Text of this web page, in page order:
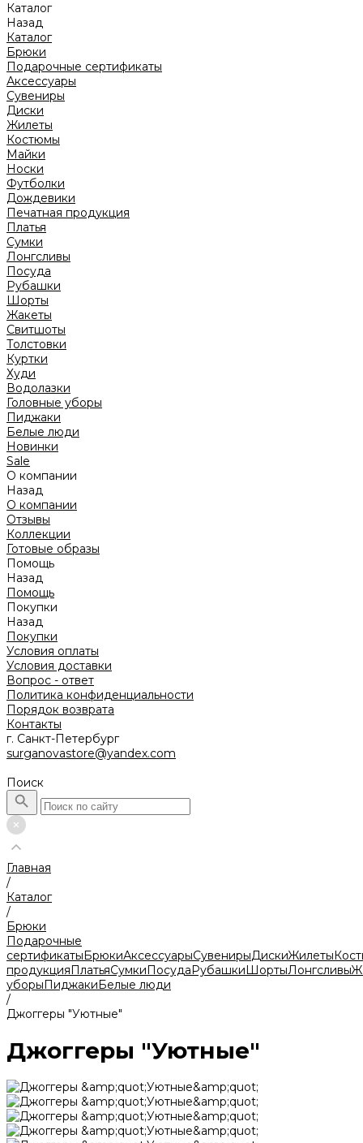
Каталог
Назад
Каталог
Брюки
Подарочные сертификаты
Аксессуары
Сувениры
Диски
Жилеты
Костюмы
Майки
Носки
Футболки
Дождевики
Печатная продукция
Платья
Сумки
Лонгсливы
Посуда
Рубашки
Шорты
Жакеты
Свитшоты
Толстовки
Куртки
Худи
Водолазки
Головные уборы
Пиджаки
Белые люди
Новинки
Sale
О компании
Назад
О компании
Отзывы
Коллекции
Готовые образы
Помощь
Назад
Помощь
Покупки
Назад
Покупки
Условия оплаты
Условия доставки
Вопрос - ответ
Политика конфиденциальности
Порядок возврата
Контакты
г. Санкт-Петербург
surganovastore@yandex.com
Поиск
Главная
/
Каталог
/
Брюки
Подарочные
сертификатыБрюкиАксессуарыСувенирыДискиЖилеты
продукцияПлатьяСумкиПосудаРубашкиШортыЛонгсливы
уборыПиджакиБелые люди
/
Джоггеры "Уютные"
Джоггеры "Уютные"